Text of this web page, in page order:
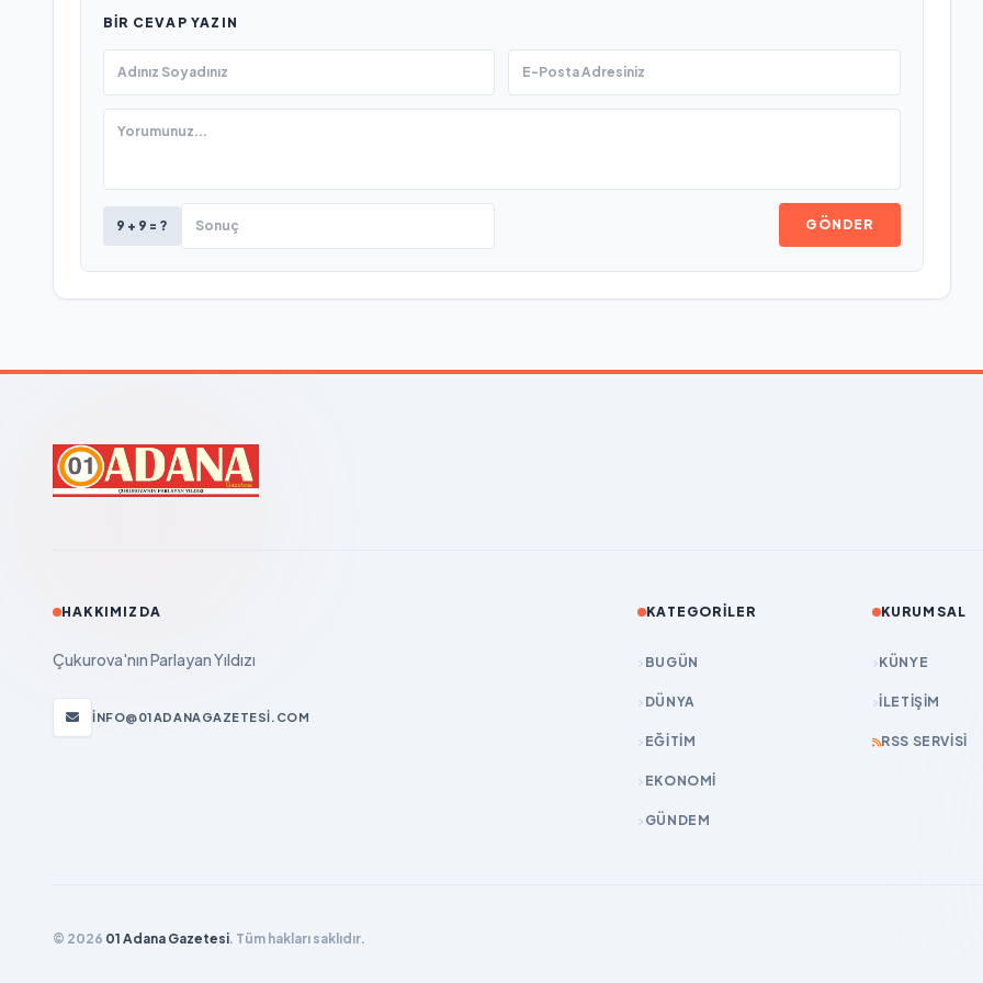
BIR CEVAP YAZIN
9 + 9 = ? GÖNDER
HAKKIMIZDA
Çukurova'nın Parlayan Yıldızı
INFO@01ADANAGAZETESI.COM
KATEGORILER
BUGÜN
DÜNYA
EĞİTİM
EKONOMİ
GÜNDEM
KURUMSAL
KÜNYE
İLETIŞIM
RSS SERVISI
© 2026 01 Adana Gazetesi. Tüm hakları saklıdır.